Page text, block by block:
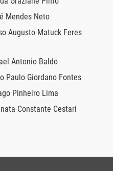
Mendes Neto
Augusto Matuck Feres
Antonio Baldo
Paulo Giordano Fontes
Pinheiro Lima
Constante Cestari